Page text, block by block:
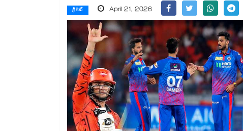
క్రికెట్ April 21, 2026